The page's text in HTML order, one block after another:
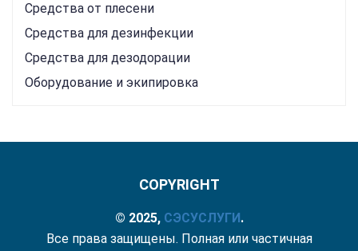
Средства от плесени
Средства для дезинфекции
Средства для дезодорации
Оборудование и экипировка
COPYRIGHT
© 2025, СЭСУСЛУГИ .
Все права защищены. Полная или частичная